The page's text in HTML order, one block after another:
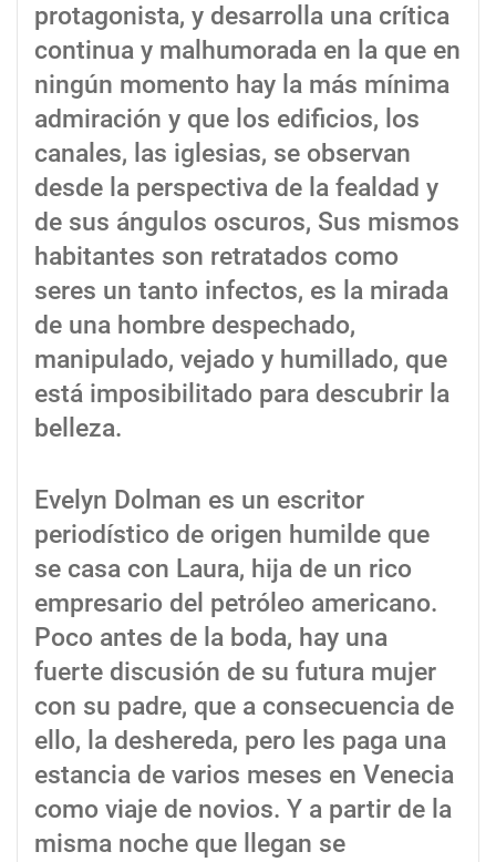
protagonista, y desarrolla una crítica
continua y malhumorada en la que en
ningún momento hay la más mínima
admiración y que los edificios, los
canales, las iglesias, se observan
desde la perspectiva de la fealdad y
de sus ángulos oscuros, Sus mismos
habitantes son retratados como
seres un tanto infectos, es la mirada
de una hombre despechado,
manipulado, vejado y humillado, que
está imposibilitado para descubrir la
belleza.
Evelyn Dolman es un escritor
periodístico de origen humilde que
se casa con Laura, hija de un rico
empresario del petróleo americano.
Poco antes de la boda, hay una
fuerte discusión de su futura mujer
con su padre, que a consecuencia de
ello, la deshereda, pero les paga una
estancia de varios meses en Venecia
como viaje de novios. Y a partir de la
misma noche que llegan se